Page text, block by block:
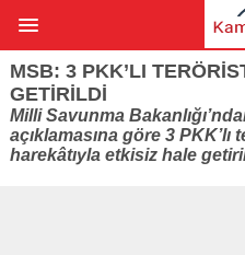
MSB: 3 PKK’LI
GETIRILDI
Milli Savunma
açıklamasına göre 3
harekâtıyla etkisiz hale